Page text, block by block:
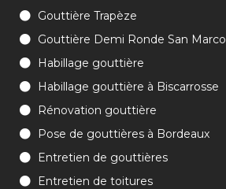
Gouttière Trapèze
Gouttière Demi Ronde San Marco
Habillage gouttière
Habillage gouttière à Biscarrosse
Rénovation gouttière
Pose de gouttières à Bordeaux
Entretien de gouttières
Entretien de toitures